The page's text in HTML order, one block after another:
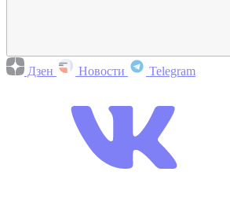
Дзен Новости Telegram